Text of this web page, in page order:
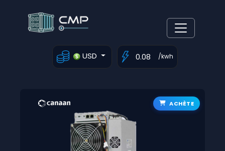
USD /kwh
ACHÈTE